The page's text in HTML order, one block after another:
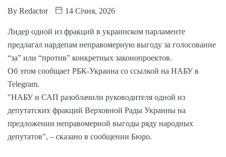
By Redactor 14 Січня, 2026
Лидер одной из фракций в украинском парламенте
предлагал нардепам неправомерную выгоду за голосование
“за” или “против” конкретных законопроектов.
Об этом сообщает РБК-Украина со ссылкой на НАБУ в
Telegram.
"НАБУ и САП разоблачили руководителя одной из
депутатских фракций Верховной Рады Украины на
предложении неправомерной выгоды ряду народных
депутатов", – сказано в сообщении Бюро.